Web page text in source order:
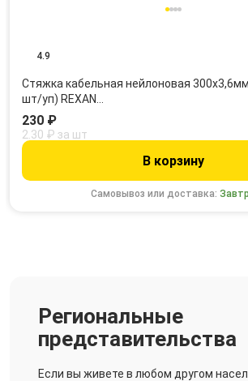
4.9
Стяжка кабельная нейлоновая
шт/уп) REXAN…
Самовывоз или доставка:
230 ₽
2.30 ₽ за шт
В корзину
Региональные
представительства
Если вы живете в любом другом